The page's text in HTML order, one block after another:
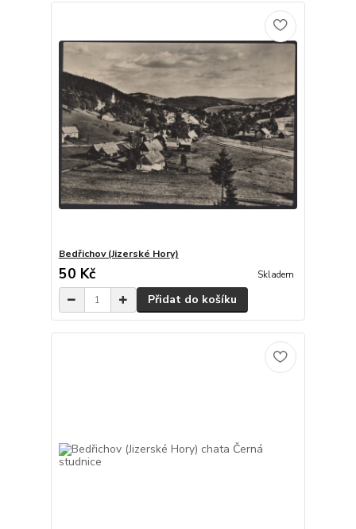
Bedřichov (Jizerské Hory)
50 Kč Skladem
Přidat do košíku